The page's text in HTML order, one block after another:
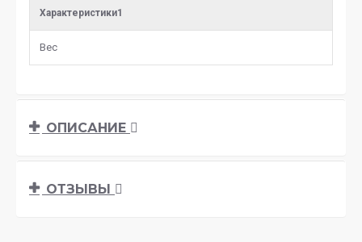
Характеристики1
Вес
ОПИСАНИЕ
ОТЗЫВЫ